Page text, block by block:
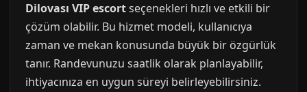
Dilovası VIP escortseçenekleri hızlı ve etkili bir
çözüm olabilir. Bu hizmet modeli, kullanıcıya
zaman ve mekan konusunda büyük bir özgürlük
tanır. Randevunuzu saatlik olarak planlayabilir,
ihtiyacınıza en uygun süreyi belirleyebilirsiniz.